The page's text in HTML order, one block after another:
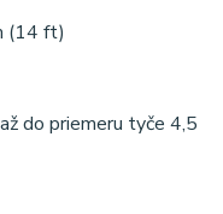
(14 ft)
do priemeru tyče 4,5